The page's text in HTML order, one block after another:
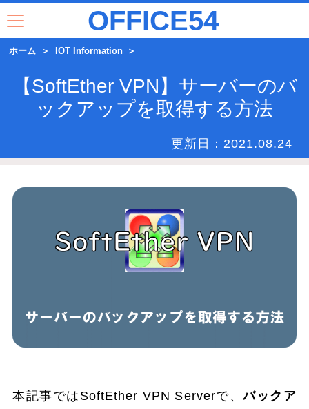
OFFICE54
ホーム IOT Information
【SoftEther VPN】サーバーのバ
ックアップを取得する方法
更新日： 2021.08.24
本記事ではSoftEther VPN Serverで、バックア